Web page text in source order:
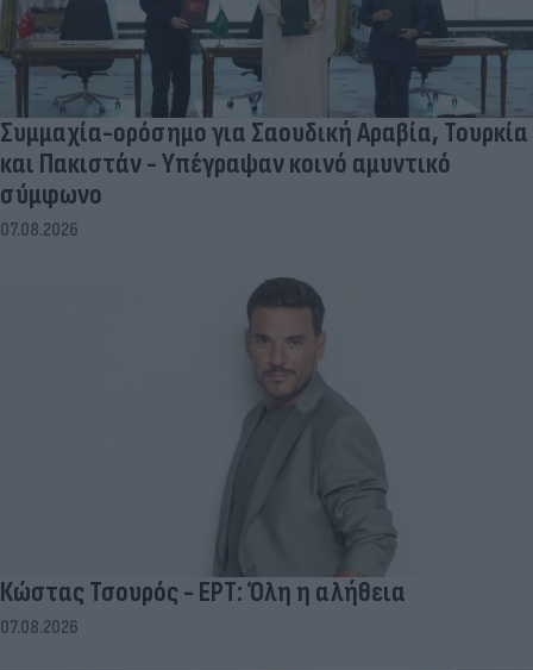
Συμμαχία-ορόσημο για Σαουδική Αραβία, Τουρκία
και Πακιστάν - Υπέγραψαν κοινό αμυντικό
σύμφωνο
07.08.2026
Κώστας Τσουρός - ΕΡΤ: Όλη η αλήθεια
07.08.2026